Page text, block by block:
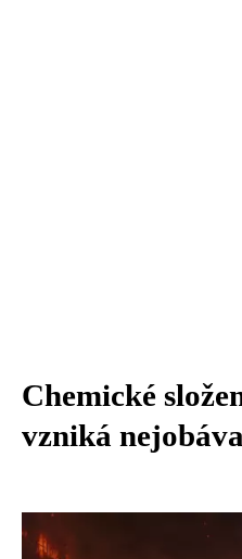
Chemické
vzniká